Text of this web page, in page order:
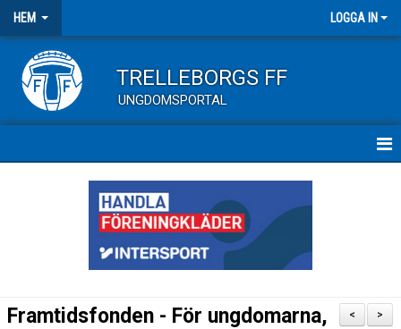
HEM LOGGA IN
TRELLEBORGS FF
UNGDOMSPORTAL
UNGDOMSMATCHER
KALENDER ALLA LAG
>
<
Framtidsfonden - För ungdomarna,